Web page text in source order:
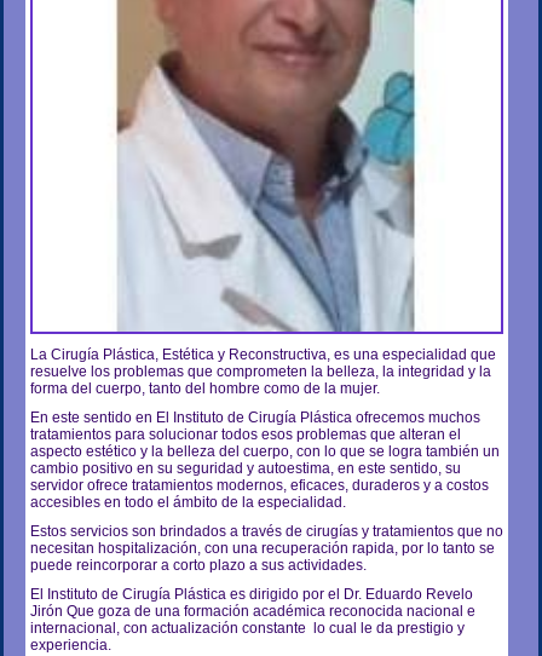
La Cirugía Plástica, Estética y Reconstructiva, es una especialidad que
resuelve los problemas que comprometen la belleza, la integridad y la
forma del cuerpo, tanto del hombre como de la mujer.
En este sentido en El Instituto de Cirugía Plástica ofrecemos muchos
tratamientos para solucionar todos esos problemas que alteran el
aspecto estético y la belleza del cuerpo, con lo que se logra también un
cambio positivo en su seguridad y autoestima, en este sentido, su
servidor ofrece tratamientos modernos, eficaces, duraderos y a costos
accesibles en todo el ámbito de la especialidad.
Estos servicios son brindados a través de cirugías y tratamientos que no
necesitan hospitalización, con una recuperación rapida, por lo tanto se
puede reincorporar a corto plazo a sus actividades.
El Instituto de Cirugía Plástica es dirigido por el Dr. Eduardo Revelo
Jirón Que goza de una formación académica reconocida nacional e
internacional, con actualización constante lo cual le da prestigio y
experiencia.